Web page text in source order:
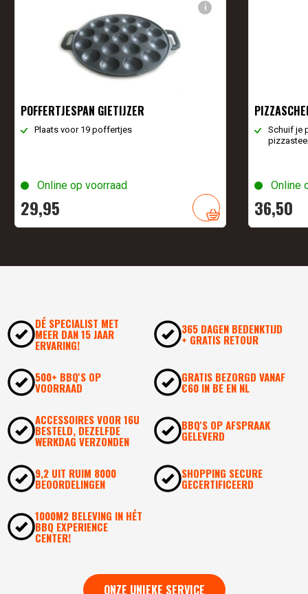
i
POFFERTJESPAN GIETIJZER
Plaats voor 19 poffertjes
Online op voorraad
29,95
Schuif je
Online
36,50
DÉ SPECIALIST MET
MEER DAN 15 JAAR
ERVARING!
365 DAGEN BEDENKTIJD
+ GRATIS RETOUR
500+ BBQ'S OP
VOORRAAD
GRATIS BEZORGD VANAF
€60 IN BE EN NL
ACCESSOIRES VOOR 16U
BESTELD, DEZELFDE
WERKDAG VERZONDEN
BBQ'S OP AFSPRAAK
GELEVERD
9,2 UIT RUIM 8000
BEOORDELINGEN
SHOPPING SECURE
GECERTIFICEERD
1000M2 BELEVING IN HÉT
BBQ EXPERIENCE
CENTER!
ONZE UNIEKE SERVICE